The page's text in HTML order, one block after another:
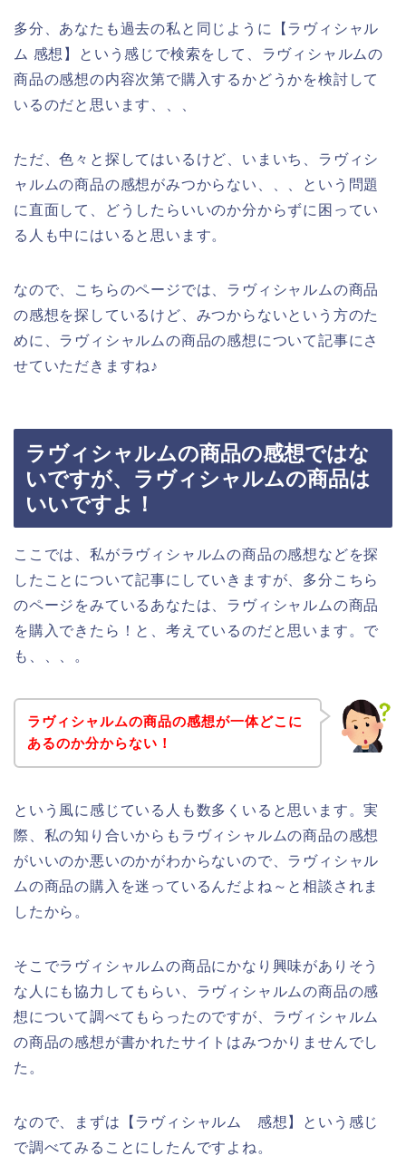
多分、あなたも過去の私と同じように【ラヴィシャル
ム 感想】という感じで検索をして、ラヴィシャルムの
商品の感想の内容次第で購入するかどうかを検討して
いるのだと思います、、、
ただ、色々と探してはいるけど、いまいち、ラヴィシ
ャルムの商品の感想がみつからない、、、という問題
に直面して、どうしたらいいのか分からずに困ってい
る人も中にはいると思います。
なので、こちらのページでは、ラヴィシャルムの商品
の感想を探しているけど、みつからないという方のた
めに、ラヴィシャルムの商品の感想について記事にさ
せていただきますね♪
ラヴィシャルムの商品の感想ではな
いですが、ラヴィシャルムの商品は
いいですよ！
ここでは、私がラヴィシャルムの商品の感想などを探
したことについて記事にしていきますが、多分こちら
のページをみているあなたは、ラヴィシャルムの商品
を購入できたら！と、考えているのだと思います。で
も、、、。
ラヴィシャルムの商品の感想が一体どこに
あるのか分からない！
という風に感じている人も数多くいると思います。実
際、私の知り合いからもラヴィシャルムの商品の感想
がいいのか悪いのかがわからないので、ラヴィシャル
ムの商品の購入を迷っているんだよね～と相談されま
したから。
そこでラヴィシャルムの商品にかなり興味がありそう
な人にも協力してもらい、ラヴィシャルムの商品の感
想について調べてもらったのですが、ラヴィシャルム
の商品の感想が書かれたサイトはみつかりませんでし
た。
なので、まずは【ラヴィシャルム 感想】という感じ
で調べてみることにしたんですよね。